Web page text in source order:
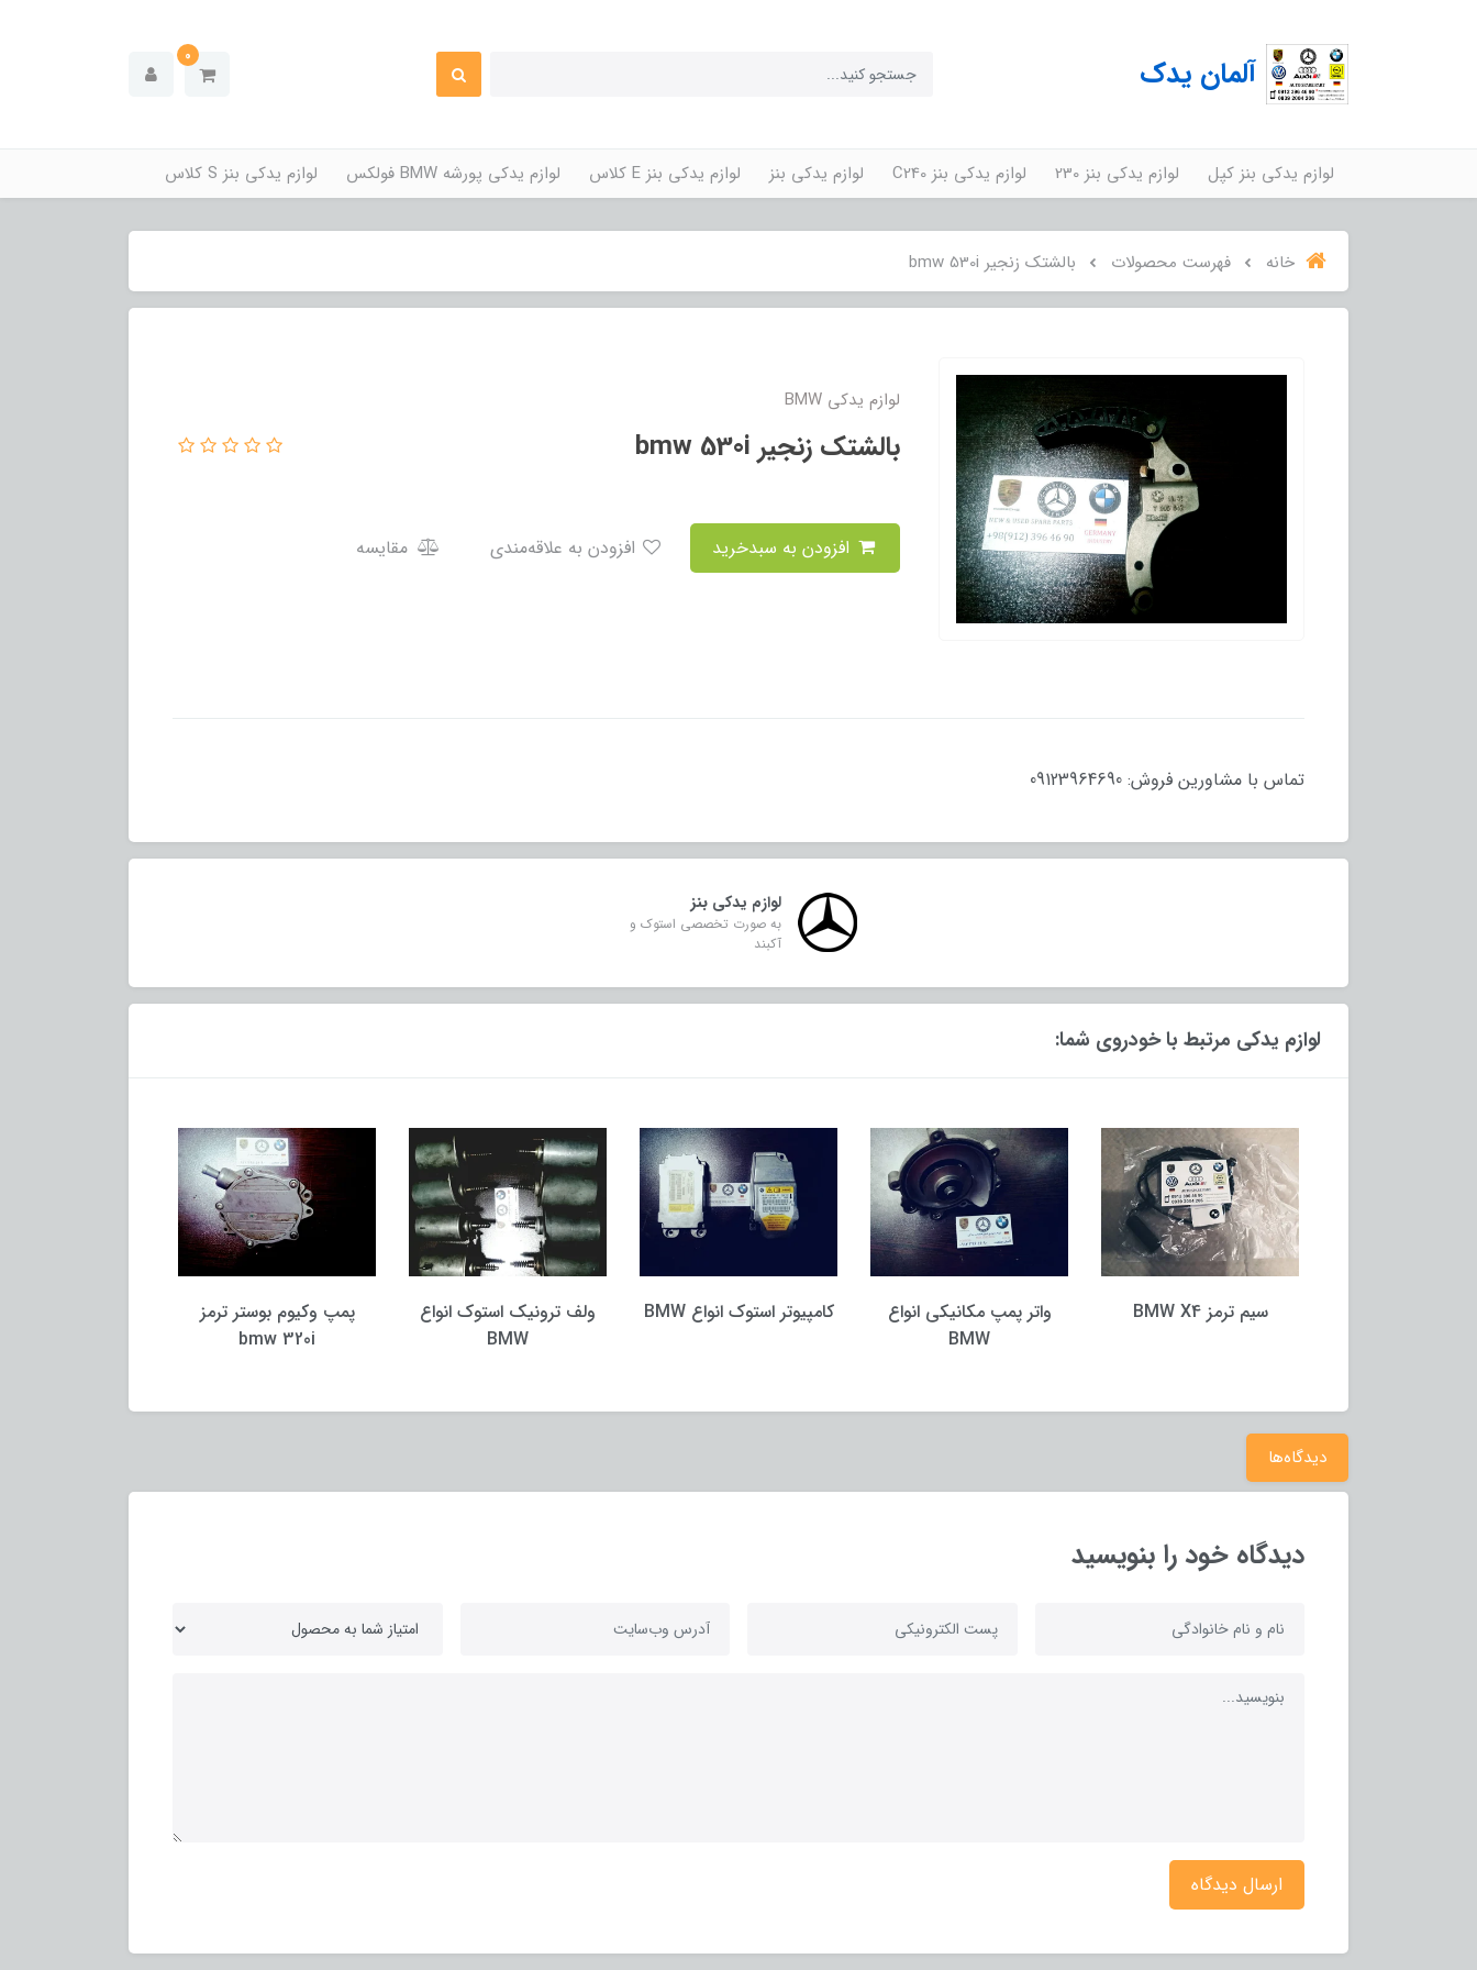
آلمان یدک 0
لوازم یدکی بنز کپل لوازم یدکی بنز 230 لوازم یدکی بنز C240 لوازم یدکی بنز لوازم یدکی بنز E کلاس لوازم یدکی پورشه BMW فولکس لوازم یدکی بنز S کلاس
خانه فهرست محصولات بالشتک زنجیر bmw 530i
لوازم یدکی BMW
بالشتک زنجیر bmw 530i
مقایسه
تماس با مشاورین فروش: 09123964690
لوازم یدکی بنز
به صورت تخصصی استوک و
آکبند
لوازم یدکی مرتبط با خودروی شما:
سیم ترمز BMW X4
واتر پمپ مکانیکی انواع
BMW
کامپیوتر استوک انواع BMW
ولف ترونیک استوک انواع
BMW
پمپ وکیوم بوستر ترمز
bmw 320i
دیدگاه‌ها
دیدگاه خود را بنویسید
ارسال دیدگاه